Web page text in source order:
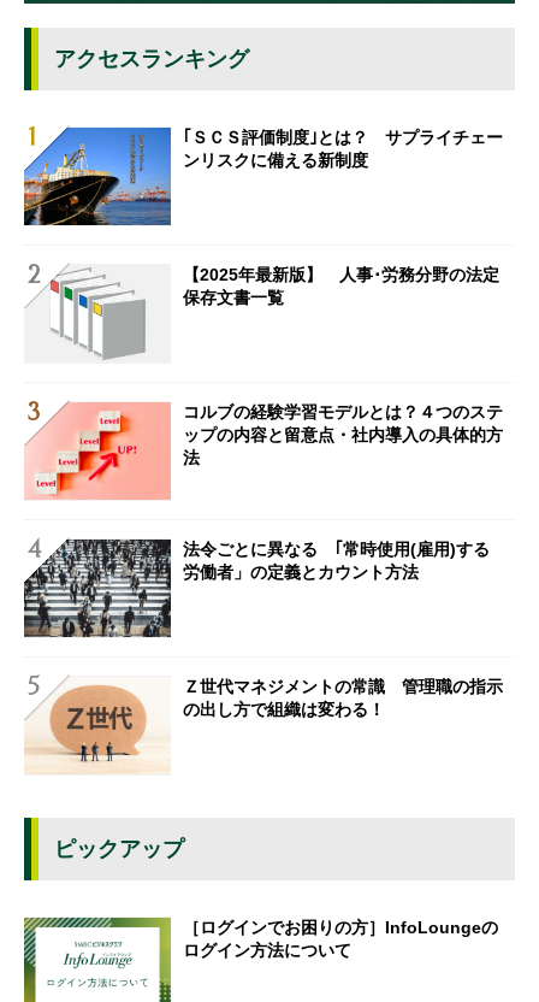
アクセスランキング
｢ＳＣＳ評価制度｣とは？ サプライチェー
ンリスクに備える新制度
【2025年最新版】 人事･労務分野の法定
保存文書一覧
コルブの経験学習モデルとは？４つのステ
ップの内容と留意点・社内導入の具体的方
法
法令ごとに異なる ｢常時使用(雇用)する
労働者」の定義とカウント方法
Ｚ世代マネジメントの常識 管理職の指示
の出し方で組織は変わる！
ピックアップ
［ログインでお困りの方］InfoLoungeの
ログイン方法について